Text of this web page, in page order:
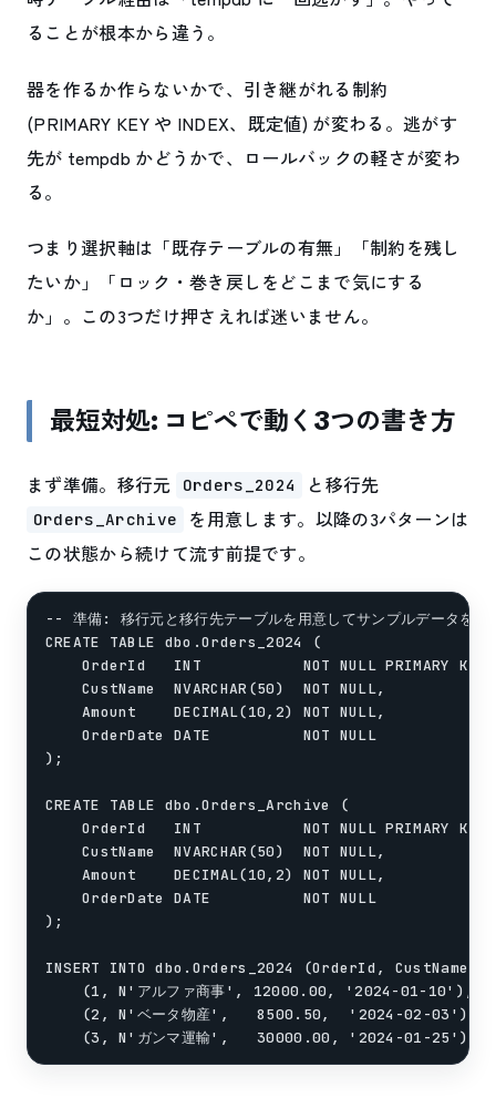
ることが根本から違う。
器を作るか作らないかで、引き継がれる制約
(PRIMARY KEY や INDEX、既定値) が変わる。逃がす
先が tempdb かどうかで、ロールバックの軽さが変わ
る。
つまり選択軸は「既存テーブルの有無」「制約を残し
たいか」「ロック・巻き戻しをどこまで気にする
か」。この3つだけ押さえれば迷いません。
最短対処: コピペで動く3つの書き方
まず準備。移行元 Orders_2024 と移行先
Orders_Archive
を用意します。以降の3パターンは
この状態から続けて流す前提です。
-- 準備: 移行元と移行先テーブルを用意してサンプルデータを入
CREATE TABLE dbo.Orders_2024 (
    OrderId   INT           NOT NULL PRIMARY KEY,
    CustName  NVARCHAR(50)  NOT NULL,
    Amount    DECIMAL(10,2) NOT NULL,
    OrderDate DATE          NOT NULL
);
CREATE TABLE dbo.Orders_Archive (
    OrderId   INT           NOT NULL PRIMARY KEY,
    CustName  NVARCHAR(50)  NOT NULL,
    Amount    DECIMAL(10,2) NOT NULL,
    OrderDate DATE          NOT NULL
);
INSERT INTO dbo.Orders_2024 (OrderId, CustName,
    (1, N'アルファ商事', 12000.00, '2024-01-10'),
    (2, N'ベータ物産',   8500.50,  '2024-02-03'),